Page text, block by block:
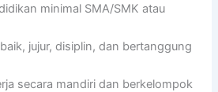
minimal SMA/SMK atau
jujur, disiplin, dan bertanggung
secara mandiri dan berkelompok